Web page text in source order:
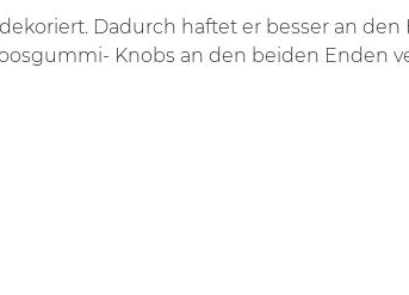
Dadurch haftet er besser an
Knobs an den beiden Enden